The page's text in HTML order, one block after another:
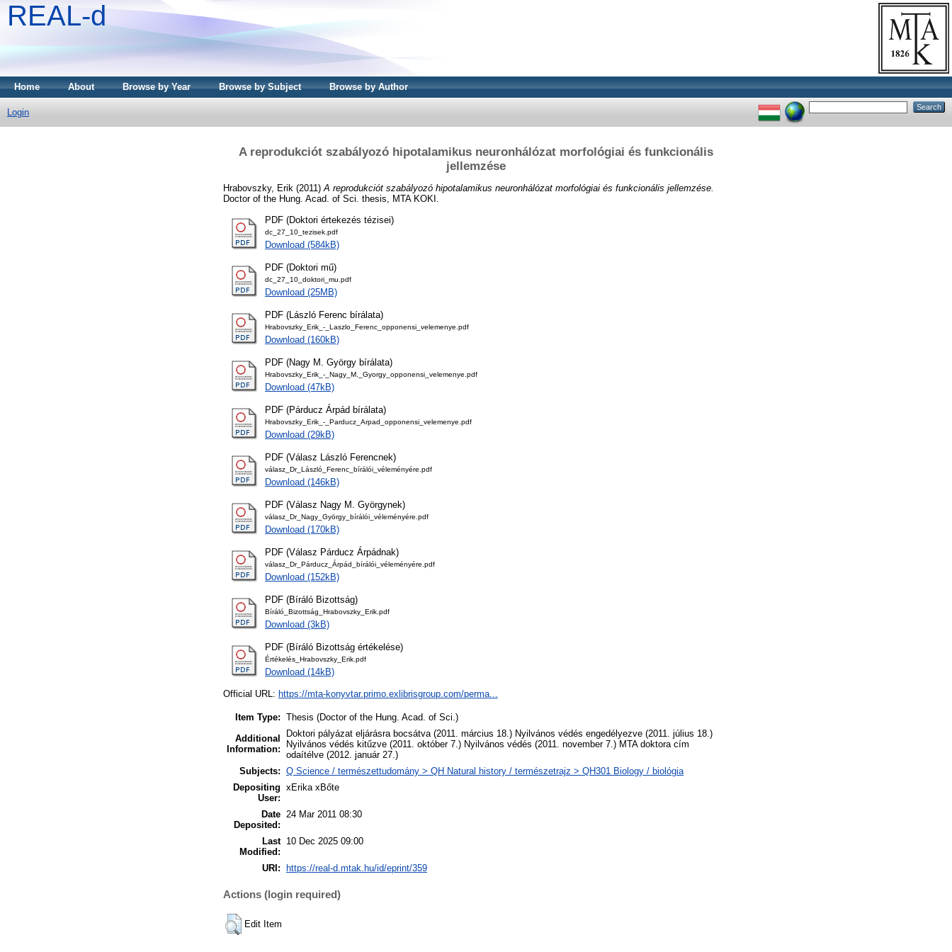
REAL-d
Home About Browse by Year Browse by Subject Browse by Author
Login
A reprodukciót szabályozó hipotalamikus neuronhálózat morfológiai és funkcionális
jellemzése
Hrabovszky, Erik (2011) A reprodukciót szabályozó hipotalamikus neuronhálózat morfológiai és funkcionális jellemzése.
Doctor of the Hung. Acad. of Sci. thesis, MTA KOKI.
PDF (Doktori értekezés tézisei)
dc_27_10_tezisek.pdf
Download (584kB)
PDF (Doktori mű)
dc_27_10_doktori_mu.pdf
Download (25MB)
PDF (László Ferenc bírálata)
Hrabovszky_Erik_-_Laszlo_Ferenc_opponensi_velemenye.pdf
Download (160kB)
PDF (Nagy M. György bírálata)
Hrabovszky_Erik_-_Nagy_M._Gyorgy_opponensi_velemenye.pdf
Download (47kB)
PDF (Párducz Árpád bírálata)
Hrabovszky_Erik_-_Parducz_Arpad_opponensi_velemenye.pdf
Download (29kB)
PDF (Válasz László Ferencnek)
válasz_Dr_László_Ferenc_bírálói_véleményére.pdf
Download (146kB)
PDF (Válasz Nagy M. Györgynek)
válasz_Dr_Nagy_György_bírálói_véleményére.pdf
Download (170kB)
PDF (Válasz Párducz Árpádnak)
válasz_Dr_Párducz_Árpád_bírálói_véleményére.pdf
Download (152kB)
PDF (Bíráló Bizottság)
Bíráló_Bizottság_Hrabovszky_Erik.pdf
Download (3kB)
PDF (Bíráló Bizottság értékelése)
Értékelés_Hrabovszky_Erik.pdf
Download (14kB)
Official URL: https://mta-konyvtar.primo.exlibrisgroup.com/perma...
Item Type: Thesis (Doctor of the Hung. Acad. of Sci.)
Additional
Information:
Doktori pályázat eljárásra bocsátva (2011. március 18.) Nyilvános védés engedélyezve (2011. július 18.)
Nyilvános védés kitűzve (2011. október 7.) Nyilvános védés (2011. november 7.) MTA doktora cím
odaítélve (2012. január 27.)
Subjects: Q Science / természettudomány > QH Natural history / természetrajz > QH301 Biology / biológia
Depositing
User:
xErika xBőte
Date
Deposited:
24 Mar 2011 08:30
Last
Modified:
10 Dec 2025 09:00
URI: https://real-d.mtak.hu/id/eprint/359
Actions (login required)
Edit Item